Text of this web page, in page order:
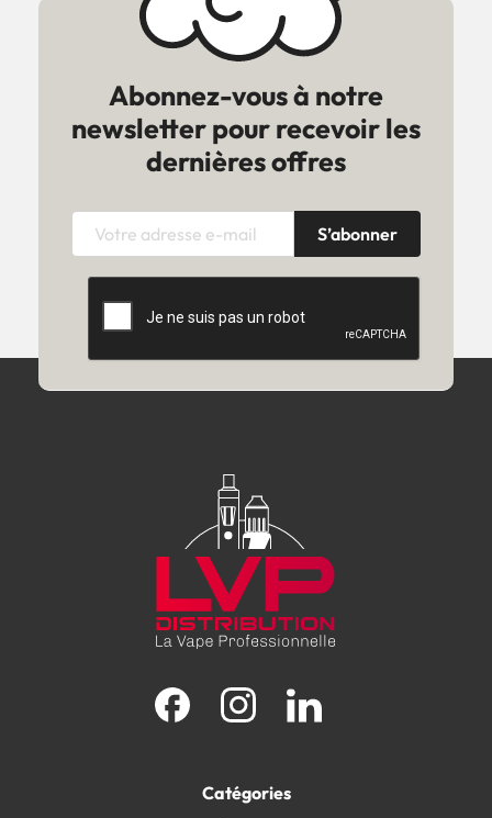
Abonnez-vous à notre
newsletter pour recevoir les
dernières offres
Catégories
Facebook Instagram